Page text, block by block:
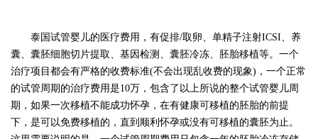
泰国试管婴儿的医疗费用 ，有促排/取卵、单精子注射ICSI、养
囊、囊胚细胞切片提取、基因检测、囊胚冷冻、胚胎移植等。一个
治疗项目都会有严格的收费标准(不会出现乱收费的现象)，一个正常
的试管周期的治疗费用是10万，包含了以上所说的整个试管婴儿周
期，如果一次移植不能成功怀孕，在有健康可移植的胚胎的前提
下，是可以免费移植的，直到顺利怀孕或没有可移植的囊胚为止。